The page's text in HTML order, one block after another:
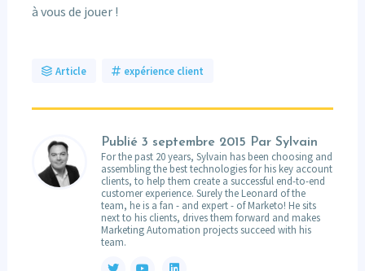
à vous de jouer !
Article expérience client
Publié 3 septembre 2015 Par Sylvain
For the past 20 years, Sylvain has been choosing and
assembling the best technologies for his key account
clients, to help them create a successful end-to-end
customer experience. Surely the Leonard of the
team, he is a fan - and expert - of Marketo! He sits
next to his clients, drives them forward and makes
Marketing Automation projects succeed with his
team.